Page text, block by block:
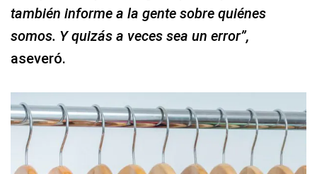
también informe a la gente sobre quiénes
somos. Y quizás a veces sea un error”,
aseveró.